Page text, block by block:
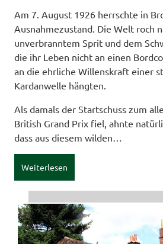
Am 7. August 1926 herrschte in
Ausnahmezustand. Die Welt roch
unverbranntem Sprit und dem
die ihr Leben nicht an einen
an die ehrliche Willenskraft einer
Kardanwelle hängten.
Als damals der Startschuss zum
British Grand Prix fiel, ahnte
dass aus diesem wilden…
Weiterlesen